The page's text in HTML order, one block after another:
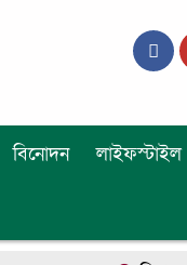
বিনোদন লাইফস্টাইল